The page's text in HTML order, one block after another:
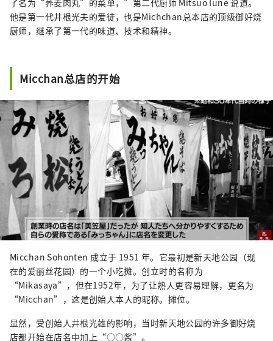
了名为“荞麦肉丸”的菜单，”第二代厨师 Mitsuo Iune 说道。
他是第一代井根光夫的爱徒，也是Michchan总本店的顶级御好烧
厨师，继承了第一代的味道、技术和精神。
Micchan总店的开始
Micchan Sohonten 成立于 1951 年。它最初是新天地公园（现
在的爱丽丝花园）的一个小吃摊。创立时的名称为
“Mikasaya”，但在1952年，为了让熟人更容易理解，更名为
“Micchan”，这是创始人本人的昵称。摊位。
显然，受创始人井根光雄的影响，当时新天地公园的许多御好烧
店都开始在店名中加上“○○酱”。